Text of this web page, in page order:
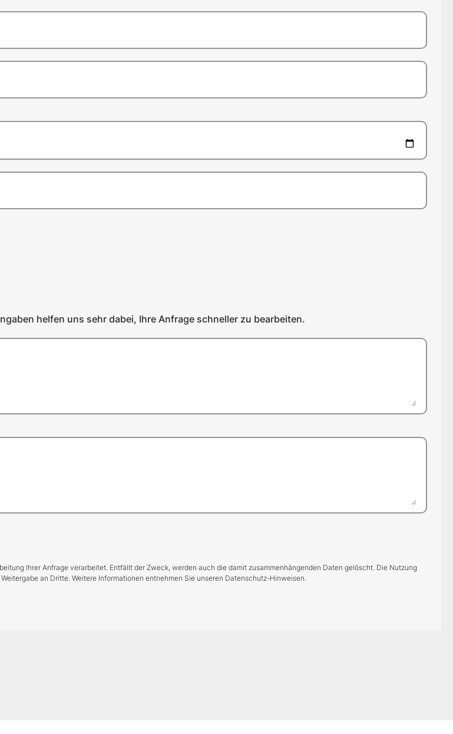
helfen uns sehr dabei, Ihre Anfrage schneller zu bearbeiten.
Ihrer Anfrage verarbeitet. Entfällt der Zweck, werden auch die damit zusammenhängenden Daten gelöscht. Die Nutzung
an Dritte. Weitere Informationen entnehmen Sie unseren Datenschutz-Hinweisen.